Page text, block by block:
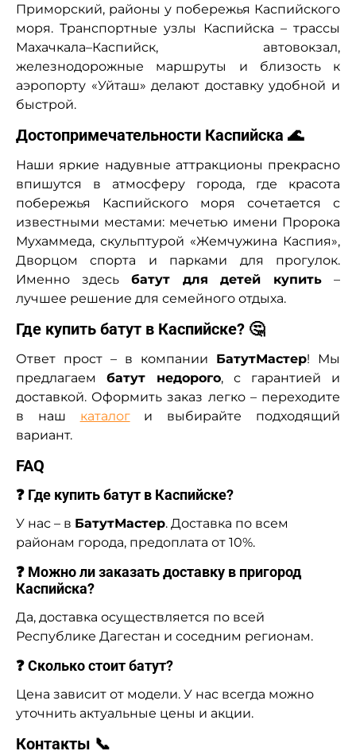
Приморский, районы у побережья Каспийского
моря. Транспортные узлы Каспийска – трассы
Махачкала–Каспийск, автовокзал,
железнодорожные маршруты и близость к
аэропорту «Уйташ» делают доставку удобной и
быстрой.
Достопримечательности Каспийска 🌊
Наши яркие надувные аттракционы прекрасно
впишутся в атмосферу города, где красота
побережья Каспийского моря сочетается с
известными местами: мечетью имени Пророка
Мухаммеда, скульптурой «Жемчужина Каспия»,
Дворцом спорта и парками для прогулок.
Именно здесь батут для детей купить –
лучшее решение для семейного отдыха.
Где купить батут в Каспийске? 🤔
Ответ прост – в компании БатутМастер! Мы
предлагаем батут недорого, с гарантией и
доставкой. Оформить заказ легко – переходите
в наш каталоги выбирайте подходящий
вариант.
FAQ
❓ Где купить батут в Каспийске?
У нас – в БатутМастер. Доставка по всем
районам города, предоплата от 10%.
❓ Можно ли заказать доставку в пригород
Каспийска?
Да, доставка осуществляется по всей
Республике Дагестан и соседним регионам.
❓ Сколько стоит батут?
Цена зависит от модели. У нас всегда можно
уточнить актуальные цены и акции.
Контакты 📞